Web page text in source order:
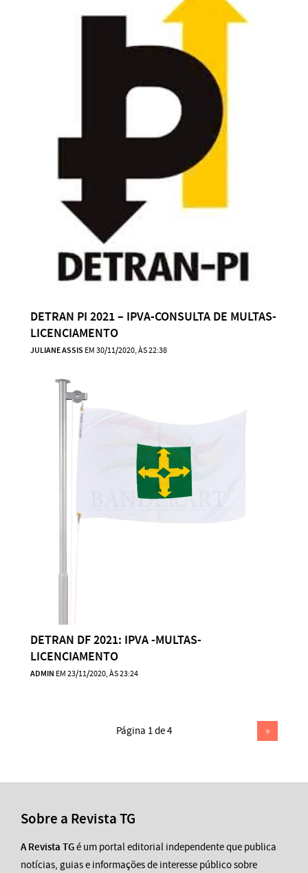
DETRAN PI 2021 – IPVA-CONSULTA DE MULTAS-
LICENCIAMENTO
JULIANE ASSIS EM 30/11/2020, ÀS 22:38
DETRAN DF 2021: IPVA -MULTAS-
LICENCIAMENTO
ADMIN EM 23/11/2020, ÀS 23:24
Página 1 de 4 »
Sobre a Revista TG
A Revista TGé um portal editorial independente que publica
notícias, guias e informações de interesse público sobre